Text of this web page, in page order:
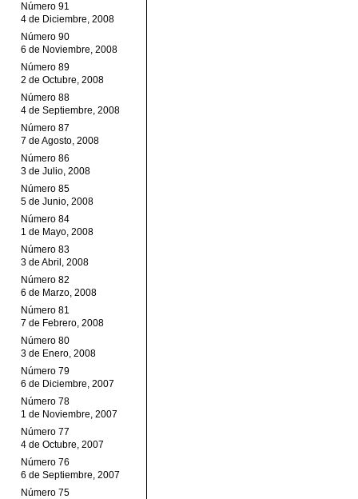
Número 91
4 de Diciembre, 2008
Número 90
6 de Noviembre, 2008
Número 89
2 de Octubre, 2008
Número 88
4 de Septiembre, 2008
Número 87
7 de Agosto, 2008
Número 86
3 de Julio, 2008
Número 85
5 de Junio, 2008
Número 84
1 de Mayo, 2008
Número 83
3 de Abril, 2008
Número 82
6 de Marzo, 2008
Número 81
7 de Febrero, 2008
Número 80
3 de Enero, 2008
Número 79
6 de Diciembre, 2007
Número 78
1 de Noviembre, 2007
Número 77
4 de Octubre, 2007
Número 76
6 de Septiembre, 2007
Número 75